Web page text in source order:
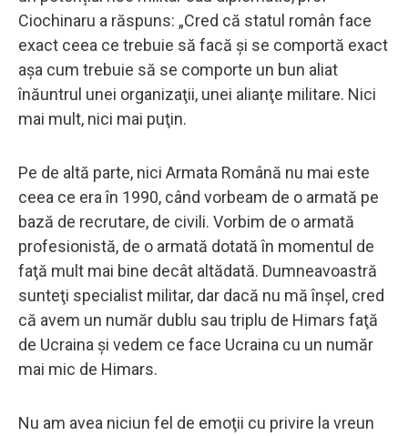
Ciochinaru a răspuns: „Cred că statul român face
exact ceea ce trebuie să facă şi se comportă exact
aşa cum trebuie să se comporte un bun aliat
înăuntrul unei organizaţii, unei alianţe militare. Nici
mai mult, nici mai puţin.
Pe de altă parte, nici Armata Română nu mai este
ceea ce era în 1990, când vorbeam de o armată pe
bază de recrutare, de civili. Vorbim de o armată
profesionistă, de o armată dotată în momentul de
faţă mult mai bine decât altădată. Dumneavoastră
sunteţi specialist militar, dar dacă nu mă înşel, cred
că avem un număr dublu sau triplu de Himars faţă
de Ucraina şi vedem ce face Ucraina cu un număr
mai mic de Himars.
Nu am avea niciun fel de emoţii cu privire la vreun